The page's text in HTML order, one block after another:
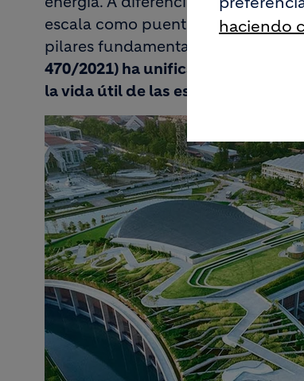
escala como puentes, presas,
pilares fundamentales.
470/2021) ha unificado criterios
la vida útil de las estructuras y
Image
haciendo